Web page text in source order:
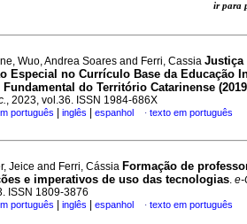
ir para
Wuo, Andrea Soares and Ferri, Cassia Justiça
Especial no Currículo Base da Educação
do Território Catarinense
, 2023, vol.36. ISSN 1984-686X
português inglês espanhol · texto em português
Jeice and Ferri, Cássia Formação de
e imperativos de uso das tecnologias. e-
ISSN 1809-3876
português inglês espanhol · texto em português